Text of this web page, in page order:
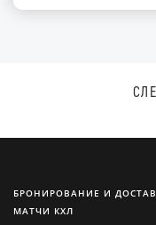
БРОНИРОВАНИЕ И
МАТЧИ КХЛ